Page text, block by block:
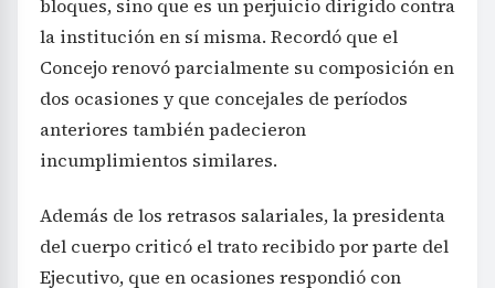
bloques, sino que es un perjuicio dirigido contra
la institución en sí misma. Recordó que el
Concejo renovó parcialmente su composición en
dos ocasiones y que concejales de períodos
anteriores también padecieron
incumplimientos similares.
Además de los retrasos salariales, la presidenta
del cuerpo criticó el trato recibido por parte del
Ejecutivo, que en ocasiones respondió con